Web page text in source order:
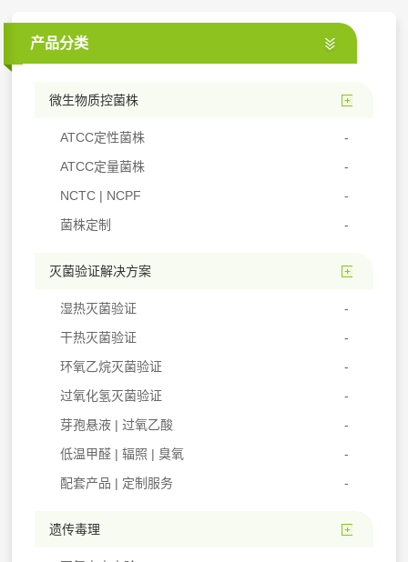
产品分类
微生物质控菌株
ATCC定性菌株
ATCC定量菌株
NCTC | NCPF
菌株定制
灭菌验证解决方案
湿热灭菌验证
干热灭菌验证
环氧乙烷灭菌验证
过氧化氢灭菌验证
芽孢悬液 | 过氧乙酸
低温甲醛 | 辐照 | 臭氧
配套产品 | 定制服务
遗传毒理